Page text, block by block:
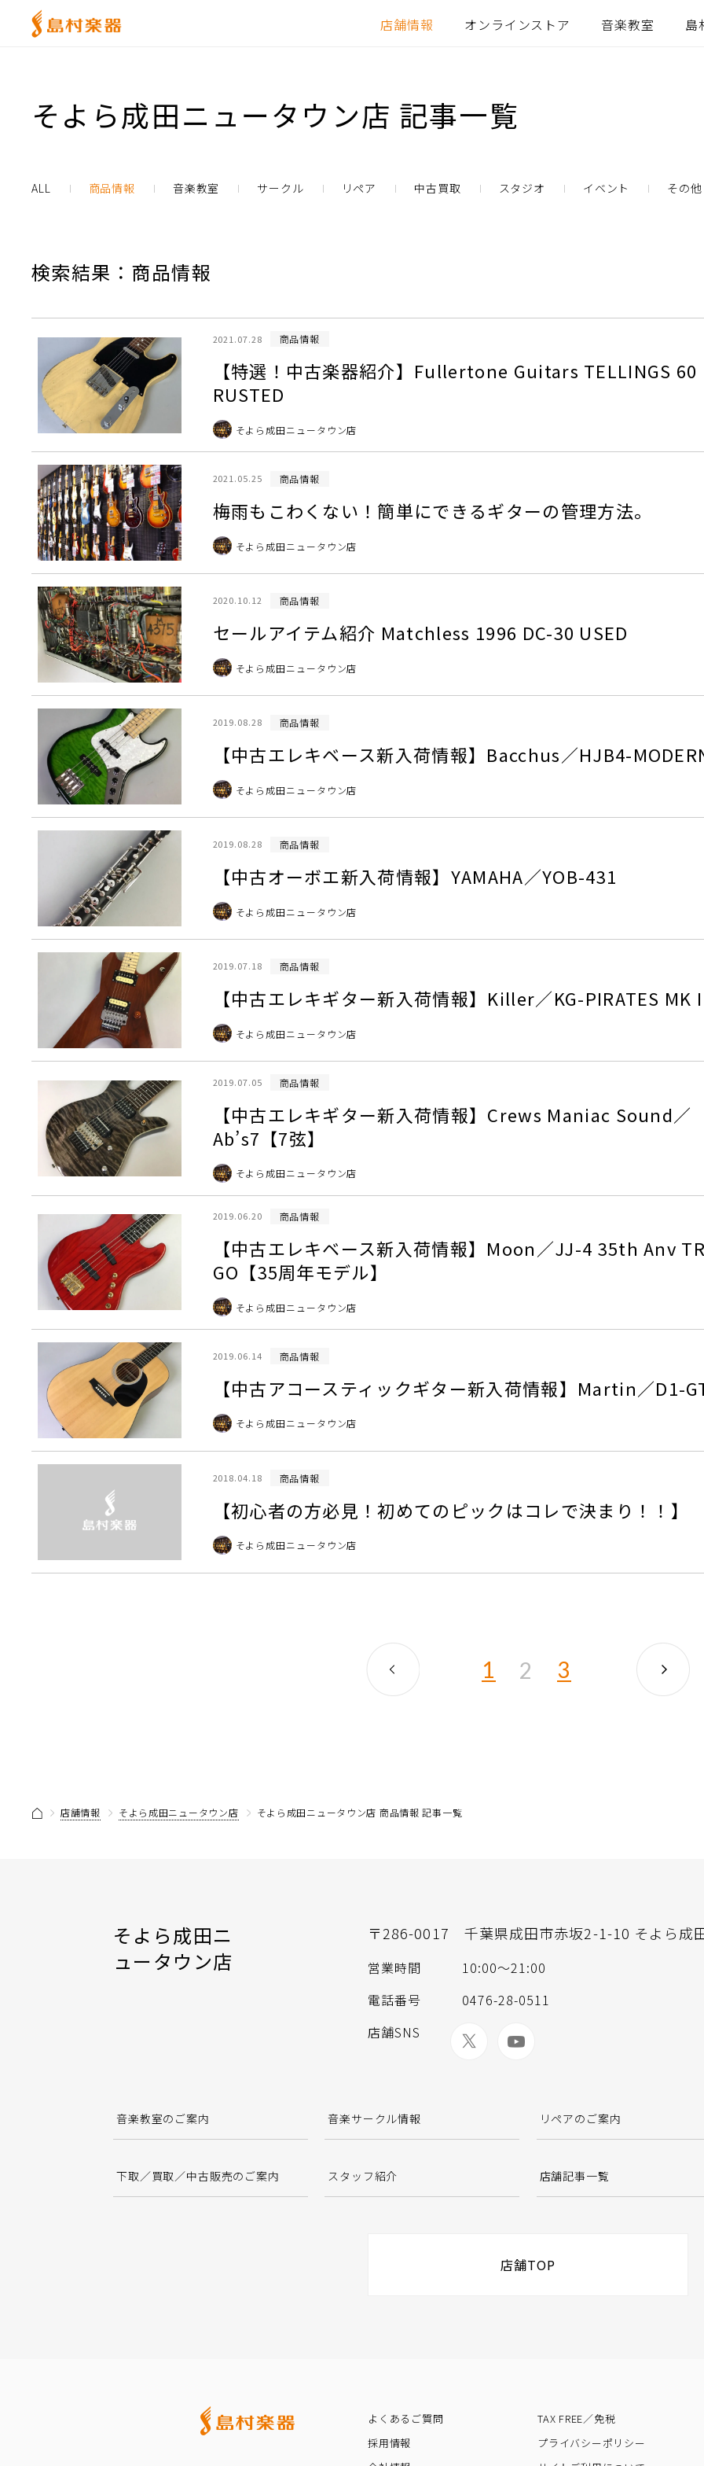
店舗情報 オンラインストア 音楽教室 島
そよら成田ニュータウン店 記事一覧
ALL 商品情報 音楽教室 サークル リペア 中古買取 スタジオ イベント その他
検索結果：商品情報
2021.07.28 商品情報
【特選！中古楽器紹介】Fullertone Guitars TELLINGS 60
RUSTED
そよら成田ニュータウン店
2021.05.25 商品情報
梅雨もこわくない！簡単にできるギターの管理方法。
そよら成田ニュータウン店
2020.10.12 商品情報
セールアイテム紹介 Matchless 1996 DC-30 USED
そよら成田ニュータウン店
2019.08.28 商品情報
【中古エレキベース新入荷情報】Bacchus／HJB4-
そよら成田ニュータウン店
2019.08.28 商品情報
【中古オーボエ新入荷情報】YAMAHA／YOB-431
そよら成田ニュータウン店
2019.07.18 商品情報
【中古エレキギター新入荷情報】Killer／KG-PIRATES MK
そよら成田ニュータウン店
2019.07.05 商品情報
【中古エレキギター新入荷情報】Crews Maniac Sound／
Ab’s7【7弦】
そよら成田ニュータウン店
2019.06.20 商品情報
【中古エレキベース新入荷情報】Moon／JJ-4 35th Anv
GO【35周年モデル】
そよら成田ニュータウン店
2019.06.14 商品情報
【中古アコースティックギター新入荷情報】Martin／D1-
そよら成田ニュータウン店
2018.04.18 商品情報
【初心者の方必見！初めてのピックはコレで決まり！！】
そよら成田ニュータウン店
1 2 3
店舗情報 そよら成田ニュータウン店 そよら成田ニュータウン店 商品情報 記事一覧
そよら成田ニ
ュータウン店
〒286-0017 千葉県成田市赤坂2-1-10 そよら成
営業時間
10:00〜21:00
電話番号
0476-28-0511
店舗SNS
音楽教室のご案内 音楽サークル情報 リペアのご案内
下取／買取／中古販売のご案内 スタッフ紹介 店舗記事一覧
店舗TOP
よくあるご質問
採用情報
TAX FREE／免税
プライバシーポリシー